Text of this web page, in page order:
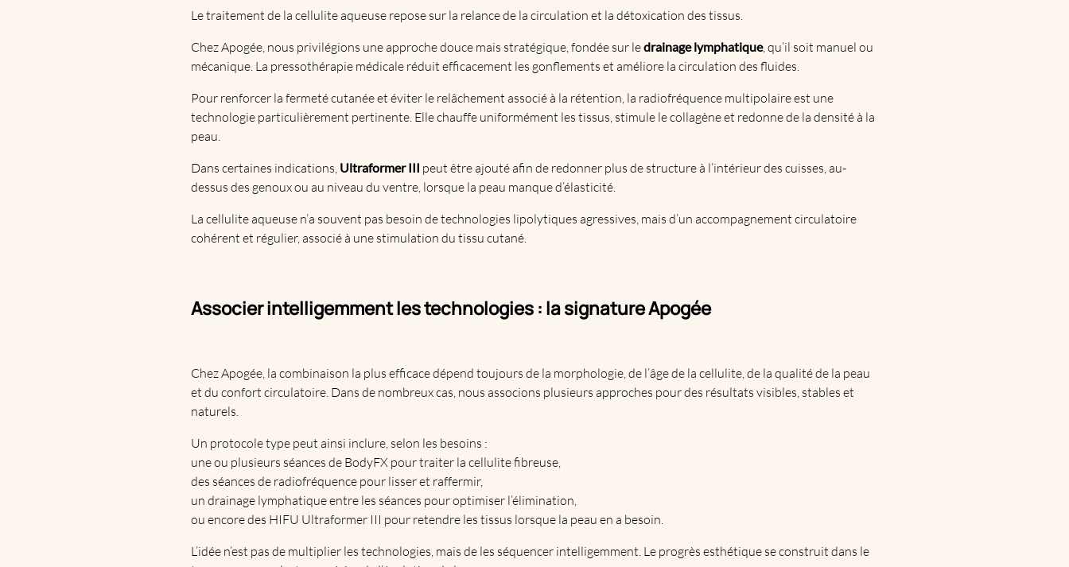
Le traitement de la cellulite aqueuse repose sur la relance de la circulation et la détoxication des tissus.
Chez Apogée, nous privilégions une approche douce mais stratégique, fondée sur ledrainage lymphatique, qu’il soit manuel ou
mécanique. La pressothérapie médicale réduit efficacement les gonflements et améliore la circulation des fluides.
Pour renforcer la fermeté cutanée et éviter le relâchement associé à la rétention, la radiofréquence multipolaire est une
technologie particulièrement pertinente. Elle chauffe uniformément les tissus, stimule le collagène et redonne de la densité à la
peau.
Dans certaines indications, Ultraformer III peut être ajouté afin de redonner plus de structure à l’intérieur des cuisses, au-
dessus des genoux ou au niveau du ventre, lorsque la peau manque d’élasticité.
La cellulite aqueuse n’a souvent pas besoin de technologies lipolytiques agressives, mais d’un accompagnement circulatoire
cohérent et régulier, associé à une stimulation du tissu cutané.
Associer intelligemment les technologies : la signature Apogée
Chez Apogée, la combinaison la plus efficace dépend toujours de la morphologie, de l’âge de la cellulite, de la qualité de la peau
et du confort circulatoire. Dans de nombreux cas, nous associons plusieurs approches pour des résultats visibles, stables et
naturels.
Un protocole type peut ainsi inclure, selon les besoins :
une ou plusieurs séances de BodyFX pour traiter la cellulite fibreuse,
des séances de radiofréquence pour lisser et raffermir,
un drainage lymphatique entre les séances pour optimiser l’élimination,
ou encore des HIFU Ultraformer III pour retendre les tissus lorsque la peau en a besoin.
L’idée n’est pas de multiplier les technologies, mais de les séquencer intelligemment. Le progrès esthétique se construit dans le